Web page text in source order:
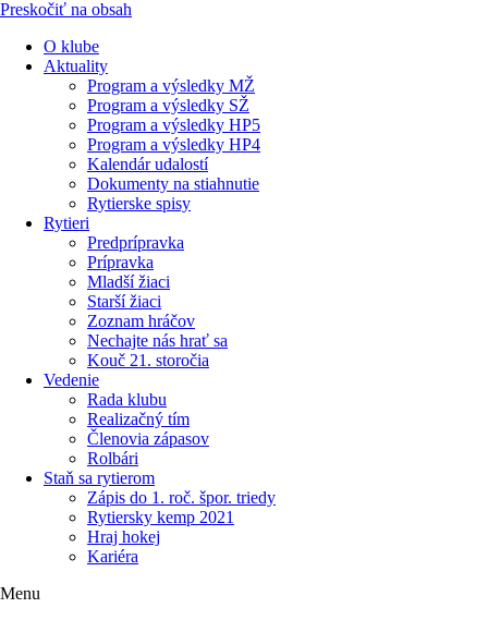
Preskočiť na obsah
O klube
Aktuality
Program a výsledky MŽ
Program a výsledky SŽ
Program a výsledky HP5
Program a výsledky HP4
Kalendár udalostí
Dokumenty na stiahnutie
Rytierske spisy
Rytieri
Predprípravka
Prípravka
Mladší žiaci
Starší žiaci
Zoznam hráčov
Nechajte nás hrať sa
Kouč 21. storočia
Vedenie
Rada klubu
Realizačný tím
Členovia zápasov
Rolbári
Staň sa rytierom
Zápis do 1. roč. špor. triedy
Rytiersky kemp 2021
Hraj hokej
Kariéra
Menu